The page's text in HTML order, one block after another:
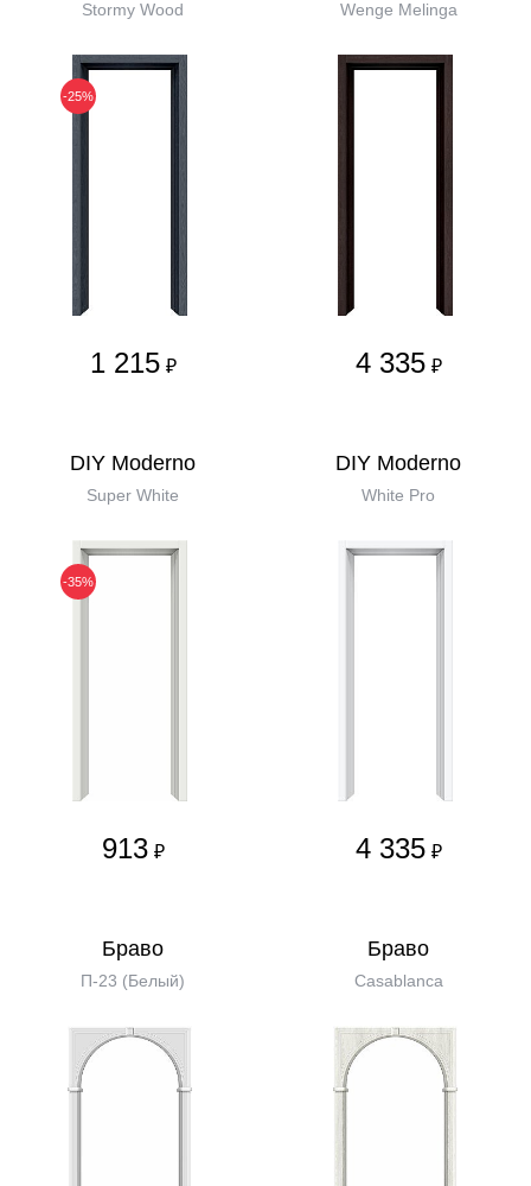
Stormy Wood
-25%
1 215 ₽
Wenge Melinga
4 335 ₽
DIY Moderno
Super White
-35%
913 ₽
DIY Moderno
White Pro
4 335 ₽
Бравo
П-23 (Белый)
Бравo
Casablanca